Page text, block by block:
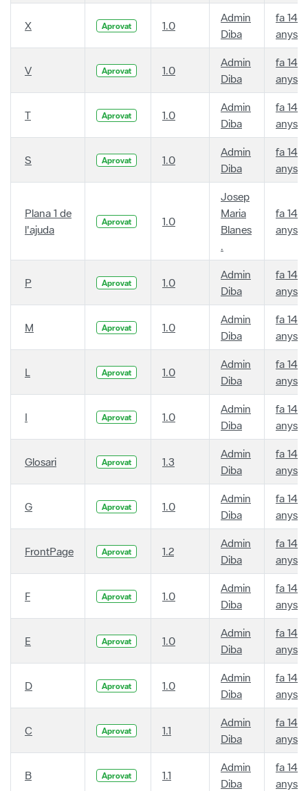
X Aprovat 1.0
Admin
Diba
fa 14
anys
V Aprovat 1.0
Admin
Diba
fa 14
anys
T Aprovat 1.0
Admin
Diba
fa 14
anys
S Aprovat 1.0
Admin
Diba
fa 14
anys
Plana 1 de
l'ajuda
Aprovat 1.0
Josep
Maria
Blanes
.
fa 14
anys
P Aprovat 1.0
Admin
Diba
fa 14
anys
M Aprovat 1.0
Admin
Diba
fa 14
anys
L Aprovat 1.0
Admin
Diba
fa 14
anys
I Aprovat 1.0
Admin
Diba
fa 14
anys
Glosari Aprovat 1.3
Admin
Diba
fa 14
anys
G Aprovat 1.0
Admin
Diba
fa 14
anys
FrontPage Aprovat 1.2
Admin
Diba
fa 14
anys
F Aprovat 1.0
Admin
Diba
fa 14
anys
E Aprovat 1.0
Admin
Diba
fa 14
anys
D Aprovat 1.0
Admin
Diba
fa 14
anys
C Aprovat 1.1
Admin
Diba
fa 14
anys
B Aprovat 1.1
Admin
Diba
fa 14
anys